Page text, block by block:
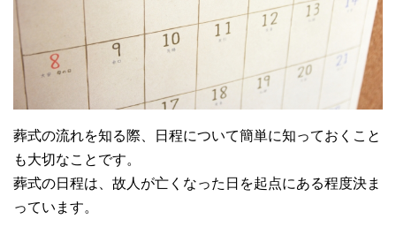
葬式の流れを知る際、日程について簡単に知っておくこと
も大切なことです。
葬式の日程は、故人が亡くなった日を起点にある程度決ま
っています。